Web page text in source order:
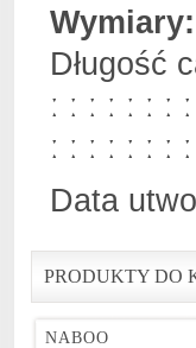
Wymiary:
Długość
ː ː ː ː ː ː ː
ː ː ː ː ː ː ː
Data
PRODUKTY DO
NABOO